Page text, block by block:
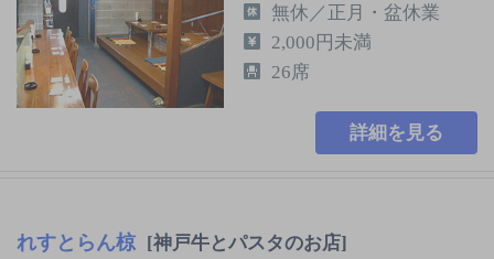
無休／正月・盆休業
2,000円未満
26席
詳細を見る
れすとらん椋 [神戸牛とパスタのお店]